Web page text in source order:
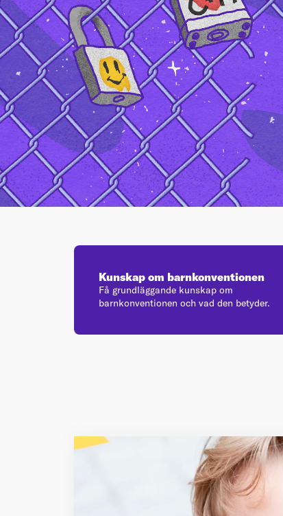
Kunskap om barnkonventionen
Få grundläggande kunskap om
barnkonventionen och vad den betyder.